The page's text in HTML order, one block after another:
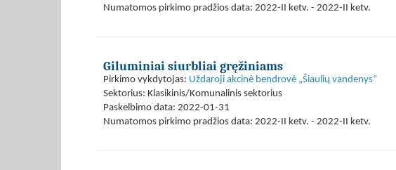
Numatomos pirkimo pradžios data: 2022-II ketv. - 2022-II ketv.
Giluminiai siurbliai gręžiniams
Pirkimo vykdytojas: Uždaroji akcinė bendrovė „Šiaulių vandenys“
Sektorius: Klasikinis/Komunalinis sektorius
Paskelbimo data: 2022-01-31
Numatomos pirkimo pradžios data: 2022-II ketv. - 2022-II ketv.